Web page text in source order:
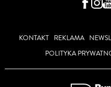
KONTAKT REKLAMA
POLITYKA